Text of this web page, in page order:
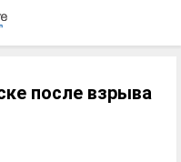
после взрыва